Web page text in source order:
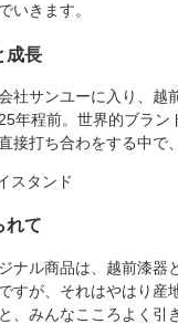
いきます。
成長
社サンユーに入り、
年程前。世界的ブラ
接打ち合わをする中
スタンド
れて
ナル商品は、越前漆
すが、それはやはり
、みんなこころよく引